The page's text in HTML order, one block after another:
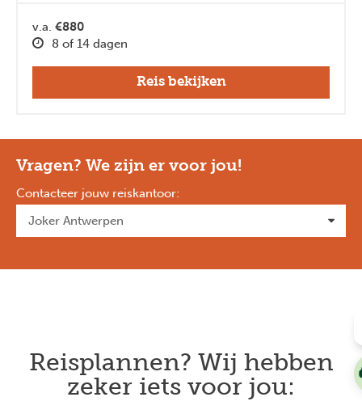
v.a. €880
8 of 14 dagen
Reis bekijken
Vragen? We zijn er voor jou!
Contacteer jouw reiskantoor:
Reisplannen? Wij hebben
zeker iets voor jou: